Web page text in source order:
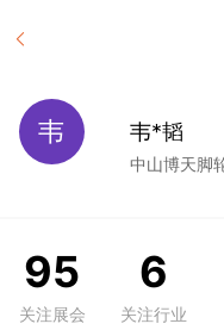
韦 韦*韬
中山博天脚
95
关注展会
6
关注行业